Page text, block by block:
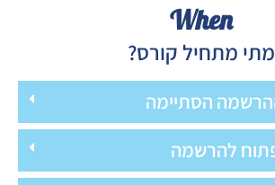
When
מתי מתחיל קורס?